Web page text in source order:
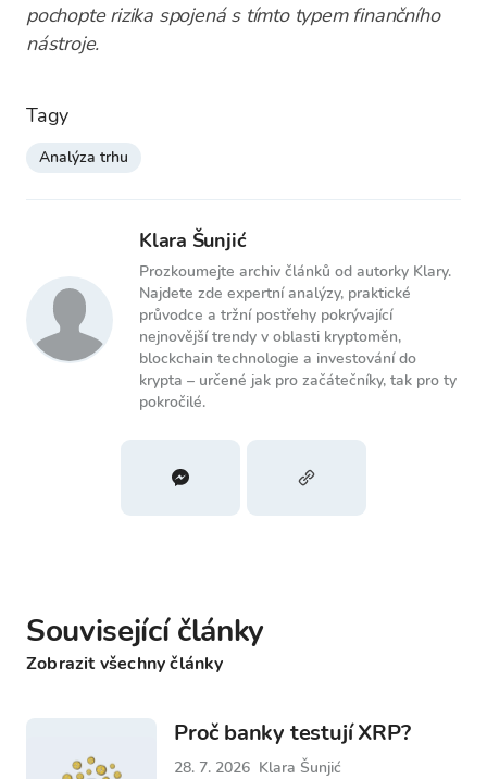
pochopte rizika spojená s tímto typem finančního
nástroje.
Tagy
Analýza trhu
Klara Šunjić
Prozkoumejte archiv článků od autorky Klary.
Najdete zde expertní analýzy, praktické
průvodce a tržní postřehy pokrývající
nejnovější trendy v oblasti kryptoměn,
blockchain technologie a investování do
krypta – určené jak pro začátečníky, tak pro ty
pokročilé.
Související články
Zobrazit všechny články
Proč banky testují XRP?
28. 7. 2026 Klara Šunjić